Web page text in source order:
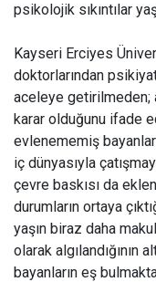
psikolojik sıkıntılar
Kayseri Erciyes
doktorlarından
aceleye getirilmeden;
karar olduğunu ifade
evlenememiş
iç dünyasıyla
çevre baskısı da
durumların ortaya
yaşın biraz daha
olarak algılandığının
bayanların eş